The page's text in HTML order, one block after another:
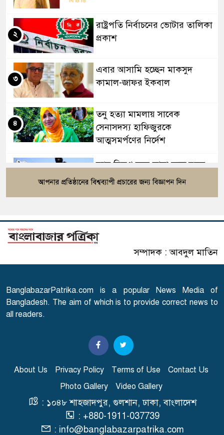
রাষ্ট্রপতি নির্বাচনের ভোটার তালিকা
প্রকাশ
২
এবার আসামি হচ্ছেন মাকসুদ
কামাল-জাফর ইকবাল
৩
তনু হত্যা মামলায় সাবেক
সেনাসদস্য হাফিজুরকে
আত্মসমর্পণের নির্দেশ
৪
র‍্যাব বিলুপ্ত করে আনা হচ্ছে নতুন
বাহিনী, খসড়া আইন প্রকাশ
সৌদির নতুন নিয়ম
৬
এসএসসি পরীক্ষার ফল প্রকাশের
তারিখ ঘোষণা
৭
সারাদেশে হামের উপসর্গ নিয়ে
৮
স্বাভাবিক হচ্ছে গ্যাস সরবরাহ
'২০ অগাস্ট রাষ্ট্রপতি নির্বাচন'
সম্পাদক : আবদুল মাতিন
BanglabazarPatrika.com is a popular News Media of
Bangladesh. The aim of which is to provide correct news to
all readers.
About Us Privacy Policy Terms of Use
Contact Us
Photo Gallery
Video Gallery
: ১০৪৮ শাহজাদপুর, গুলশান, ঢাকা, বাংলাদেশ
: +880-1911-037739
: info@banglabazarpatrika.com